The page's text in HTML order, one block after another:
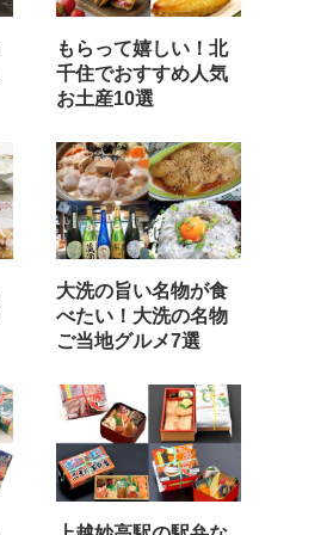
もらって嬉しい！北
千住でおすすめ人気
お土産10選
大洗の旨い名物が食
べたい！大洗の名物
ご当地グルメ7選